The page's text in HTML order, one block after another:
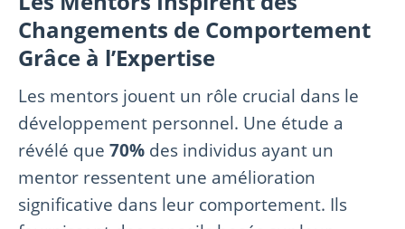
Changements de Comportement
Grâce à l’Expertise
Les mentors jouent un rôle crucial dans le
développement personnel. Une étude a
révélé que 70% des individus ayant un
mentor ressentent une amélioration
significative dans leur comportement. Ils